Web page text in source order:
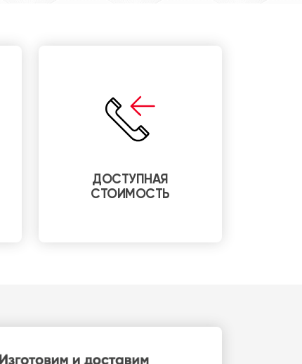
ДОСТУПНАЯ
СТОИМОСТЬ